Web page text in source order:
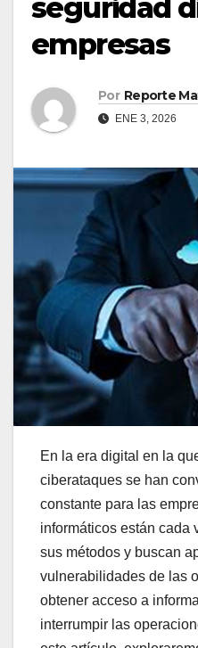
seguridad
empresas
Por Reporte
ENE 3, 2026
En la era digital en la
ciberataques se han
constante para las
informáticos están cada
sus métodos y buscan
vulnerabilidades de las
obtener acceso a
interrumpir las